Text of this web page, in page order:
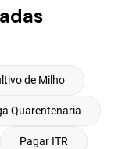
de Milho
Quarentenaria
Pagar ITR